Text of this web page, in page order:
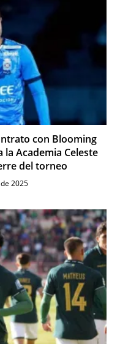
con Blooming
Academia Celeste
del torneo
2025